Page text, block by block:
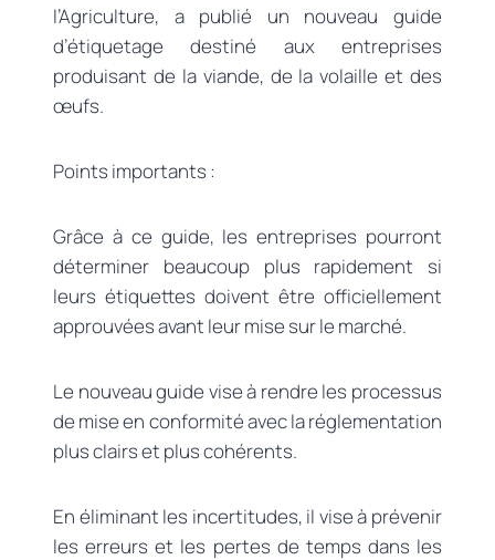
l’Agriculture, a publié un nouveau guide
d’étiquetage destiné aux entreprises
produisant de la viande, de la volaille et des
œufs.
Points importants :
Grâce à ce guide, les entreprises pourront
déterminer beaucoup plus rapidement si
leurs étiquettes doivent être officiellement
approuvées avant leur mise sur le marché.
Le nouveau guide vise à rendre les processus
de mise en conformité avec la réglementation
plus clairs et plus cohérents.
En éliminant les incertitudes, il vise à prévenir
les erreurs et les pertes de temps dans les